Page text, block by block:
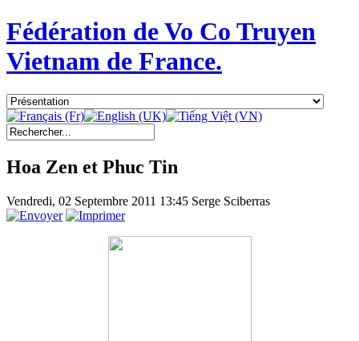
Fédération de Vo Co Truyen
Vietnam de France.
Hoa Zen et Phuc Tin
Vendredi, 02 Septembre 2011 13:45 Serge Sciberras